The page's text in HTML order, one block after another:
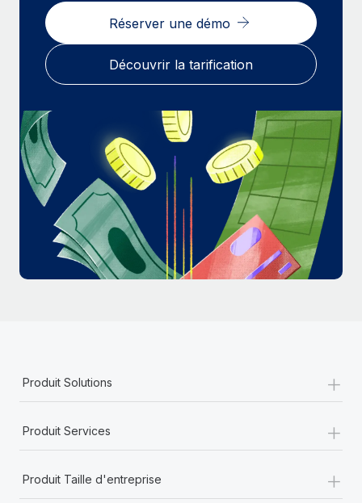
En savoir plus
Réserver une démo
Découvrir la tarification
Produit Solutions +
Produit Services +
Produit Taille d'entreprise +